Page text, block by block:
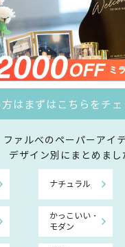
はまずはこちらをチェ
ファルべのペーパーアイ
デザイン別にまとめまし
ナチュラル
かっこいい・
モダン